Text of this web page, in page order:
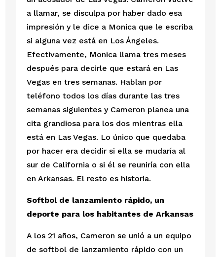
a llamar, se disculpa por haber dado esa
impresión y le dice a Monica que le escriba
si alguna vez está en Los Ángeles.
Efectivamente, Monica llama tres meses
después para decirle que estará en Las
Vegas en tres semanas. Hablan por
teléfono todos los días durante las tres
semanas siguientes y Cameron planea una
cita grandiosa para los dos mientras ella
está en Las Vegas. Lo único que quedaba
por hacer era decidir si ella se mudaría al
sur de California o si él se reuniría con ella
en Arkansas. El resto es historia.
Softbol de lanzamiento rápido, un
deporte para los habitantes de Arkansas
A los 21 años, Cameron se unió a un equipo
de softbol de lanzamiento rápido con un